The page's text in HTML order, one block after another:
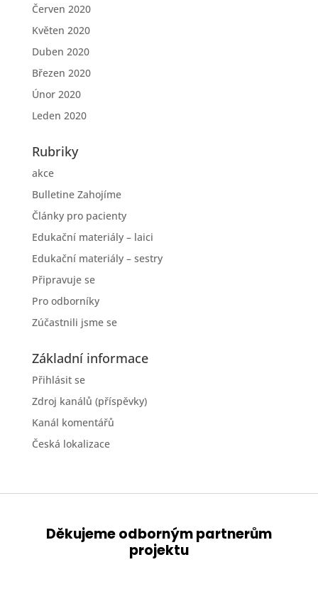
Červen 2020
Květen 2020
Duben 2020
Březen 2020
Únor 2020
Leden 2020
Rubriky
akce
Bulletine Zahojíme
Články pro pacienty
Edukační materiály – laici
Edukační materiály – sestry
Připravuje se
Pro odborníky
Zúčastnili jsme se
Základní informace
Přihlásit se
Zdroj kanálů (příspěvky)
Kanál komentářů
Česká lokalizace
Děkujeme odborným partnerům
projektu